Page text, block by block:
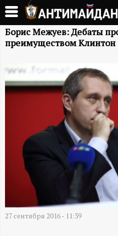
Перейти
основному
содержанию
А
Т
А
Борис Межуев: Дебаты
преимуществом Клинтон
27 сентября 2016 - 11:39